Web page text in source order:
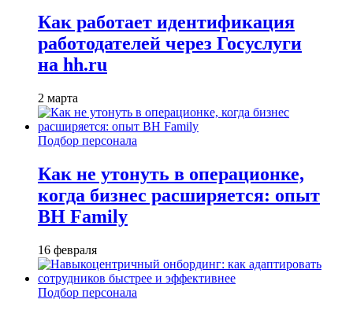
Как работает идентификация
работодателей через Госуслуги
на hh.ru
2 марта
Подбор персонала
Как не утонуть в операционке,
когда бизнес расширяется: опыт
BH Family
16 февраля
Подбор персонала